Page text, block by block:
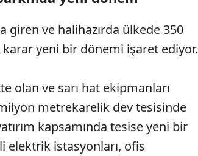
giren ve halihazırda ülkede 350
yeni bir dönemi işaret ediyor.
olan ve sarı hat ekipmanları
metrekarelik dev tesisinde
kapsamında tesise yeni bir
elektrik istasyonları, ofis